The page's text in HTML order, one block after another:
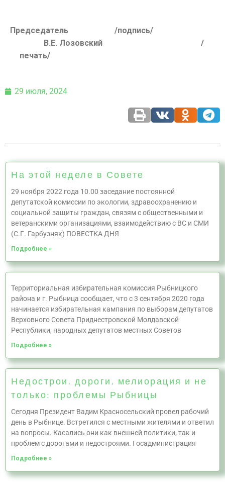
Председатель /подпись/
В.Е. Лозовский
/
печать/
29 июля, 2024
На этой неделе в Совете
29 ноября 2022 года 10.00 заседание постоянной
депутатской комиссии по экологии, здравоохранению и
социальной защиты граждан, связям с общественными и
ветеранскими организациями, взаимодействию с ВС и СМИ
(С.Г. Гарбузняк) ПОВЕСТКА ДНЯ
Подробнее »
Территориальная избирательная комиссия Рыбницкого
района и г. Рыбница сообщает, что с 3 сентября 2020 года
начинается избирательная кампания по выборам депутатов
Верховного Совета Приднестровской Молдавской
Республики, народных депутатов местных Советов
Подробнее »
Недострои, дороги, мелиорация и не
только: проблемы Рыбницы
Сегодня Президент Вадим Красносельский провел рабочий
день в Рыбнице. Встретился с местными жителями и ответил
на вопросы. Касались они как внешней политики, так и
проблем с дорогами и недостроями. Госадминистрация
Подробнее »